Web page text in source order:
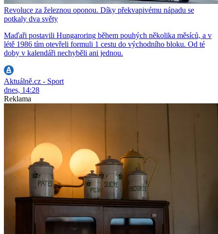
Revoluce za železnou oponou. Díky překvapivému nápadu se
potkaly dva světy
Maďaři postavili Hungaroring během pouhých několika měsíců, a v
létě 1986 tím otevřeli formuli 1 cestu do východního bloku. Od té
doby v kalendáři nechyběli ani jednou.
Aktuálně.cz - Sport
dnes, 14:28
Reklama